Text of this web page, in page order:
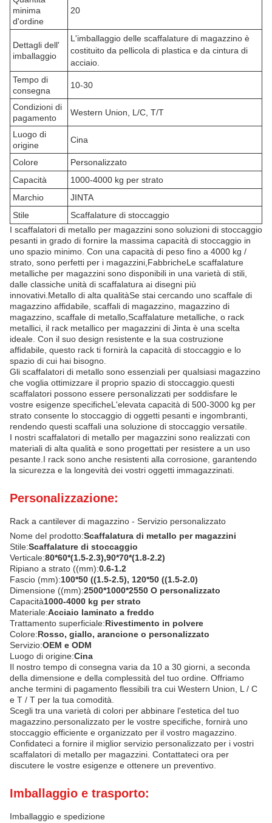
minima
d'ordine
20
Dettagli dell'
imballaggio
L'imballaggio delle scaffalature di magazzino è
costituito da pellicola di plastica e da cintura di
acciaio.
Tempo di
consegna
10-30
Condizioni di
pagamento
Western Union, L/C, T/T
Luogo di
origine
Cina
Colore
Personalizzato
Capacità
1000-4000 kg per strato
Marchio
JINTA
Stile
Scaffalature di stoccaggio
I scaffalatori di metallo per magazzini sono soluzioni di stoccaggio
pesanti in grado di fornire la massima capacità di stoccaggio in
uno spazio minimo. Con una capacità di peso fino a 4000 kg /
strato, sono perfetti per i magazzini,FabbricheLe scaffalature
metalliche per magazzini sono disponibili in una varietà di stili,
dalle classiche unità di scaffalatura ai disegni più
innovativi.Metallo di alta qualitàSe stai cercando uno scaffale di
magazzino affidabile, scaffali di magazzino, magazzino di
magazzino, scaffale di metallo,Scaffalature metalliche, o rack
metallici, il rack metallico per magazzini di Jinta è una scelta
ideale. Con il suo design resistente e la sua costruzione
affidabile, questo rack ti fornirà la capacità di stoccaggio e lo
spazio di cui hai bisogno.
Gli scaffalatori di metallo sono essenziali per qualsiasi magazzino
che voglia ottimizzare il proprio spazio di stoccaggio.questi
scaffalatori possono essere personalizzati per soddisfare le
vostre esigenze specificheL'elevata capacità di 500-3000 kg per
strato consente lo stoccaggio di oggetti pesanti e ingombranti,
rendendo questi scaffali una soluzione di stoccaggio versatile.
I nostri scaffalatori di metallo per magazzini sono realizzati con
materiali di alta qualità e sono progettati per resistere a un uso
pesante.I rack sono anche resistenti alla corrosione, garantendo
la sicurezza e la longevità dei vostri oggetti immagazzinati.
Personalizzazione:
Rack a cantilever di magazzino - Servizio personalizzato
Nome del prodotto:Scaffalatura di metallo per magazzini
Stile:Scaffalature di stoccaggio
Verticale:80*60*(1.5-2.3),90*70*(1.8-2.2)
Ripiano a strato ((mm):0.6-1.2
Fascio (mm):100*50 ((1.5-2.5), 120*50 ((1.5-2.0)
Dimensione ((mm):2500*1000*2550 O personalizzato
Capacità1000-4000 kg per strato
Materiale:Acciaio laminato a freddo
Trattamento superficiale:Rivestimento in polvere
Colore:Rosso, giallo, arancione o personalizzato
Servizio:OEM e ODM
Luogo di origine:Cina
Il nostro tempo di consegna varia da 10 a 30 giorni, a seconda
della dimensione e della complessità del tuo ordine. Offriamo
anche termini di pagamento flessibili tra cui Western Union, L / C
e T / T per la tua comodità.
Scegli tra una varietà di colori per abbinare l'estetica del tuo
magazzino.personalizzato per le vostre specifiche, fornirà uno
stoccaggio efficiente e organizzato per il vostro magazzino.
Confidateci a fornire il miglior servizio personalizzato per i vostri
scaffalatori di metallo per magazzini. Contattateci ora per
discutere le vostre esigenze e ottenere un preventivo.
Imballaggio e trasporto:
Imballaggio e spedizione